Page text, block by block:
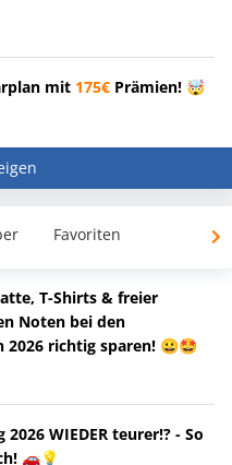
mit 175€ Prämien! 🤯
Favoriten
T-Shirts & freier
Noten bei den
2026 richtig sparen! 😀🤩
2026 WIEDER teurer!? - So
🚗💡